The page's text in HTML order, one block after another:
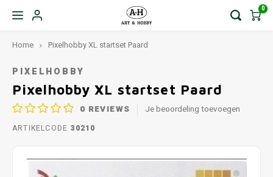
0
Home Pixelhobby XL startset Paard
PIXELHOBBY
Pixelhobby XL startset Paard
0 REVIEWS Je beoordeling toevoegen
ARTIKELCODE 30210